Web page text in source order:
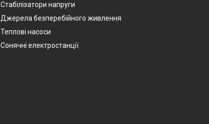
Стабілізатори напруги
Джерела безперебійного живлення
Теплові насоси
Сонячні електростанції